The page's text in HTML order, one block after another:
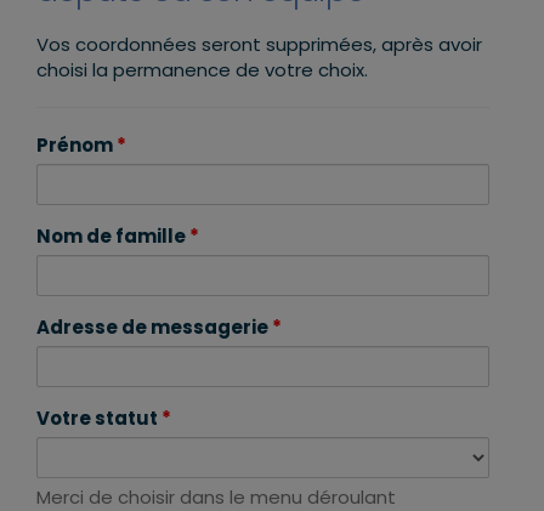
Vos coordonnées seront supprimées, après avoir
choisi la permanence de votre choix.
Prénom*
Nom de famille*
Adresse de messagerie*
Votre statut *
Merci de choisir dans le menu déroulant